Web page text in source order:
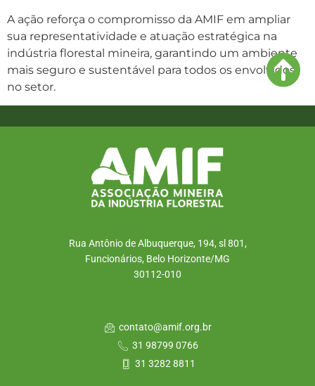
A ação reforça o compromisso da AMIF em ampliar
sua representatividade e atuação estratégica na
indústria florestal mineira, garantindo um ambiente
mais seguro e sustentável para todos os envolvidos
no setor.
Rua Antônio de Albuquerque, 194, sl 801,
Funcionários, Belo Horizonte/MG
30112-010
contato@amif.org.br
31 98799 0766
31 3282 8811